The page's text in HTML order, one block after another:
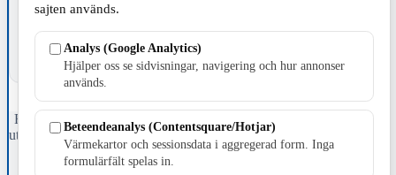
Fristående webbtidningsföretag grundat 1991 som sedan 2002 ger
ut tidningen Skillingaryd.nu och 2010 lanserades Värnamo.nu. Från
april 2026 omfattar Skillingaryd.nu tre kommuner: Gnosjö,
Värnamo och Vaggeryds kommun.
sajten används.
Analys (Google Analytics)
Hjälper oss se sidvisningar, navigering och hur annonser
används.
Beteendeanalys (Contentsquare/Hotjar)
Värmekartor och sessionsdata i aggregerad form. Inga
formulärfält spelas in.